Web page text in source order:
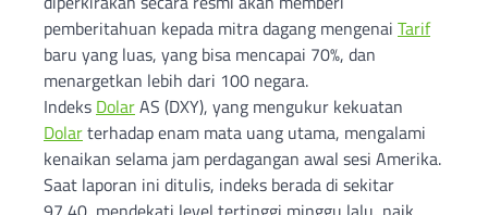
pemberitahuan kepada mitra dagang mengenai Tarif
baru yang luas, yang bisa mencapai 70%, dan
menargetkan lebih dari 100 negara.
Indeks DolarAS (DXY), yang mengukur kekuatan
Dolarterhadap enam mata uang utama, mengalami
kenaikan selama jam perdagangan awal sesi Amerika.
Saat laporan ini ditulis, indeks berada di sekitar